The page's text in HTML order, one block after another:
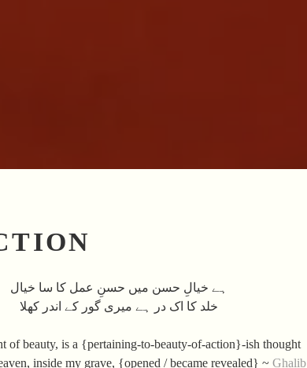
ہے خیالِ حسن میں حسنِ عمل کا سا خیال
خلد کا اک در ہے میری گور کے اندر کھلا
of beauty, is a {pertaining-to-beauty-of-action}-ish thought
inside my grave, {opened / became revealed} ~ Ghalib